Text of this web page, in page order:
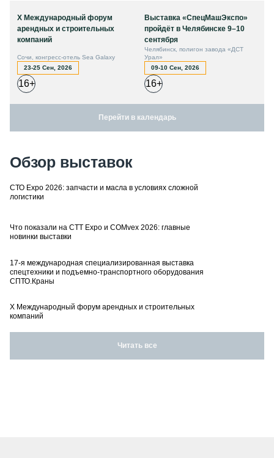
X Международный форум
арендных и строительных
компаний
Сочи, конгресс-отель Sea Galaxy
23-25 Сен, 2026
16+
Выставка «СпецМашЭкспо»
пройдёт в Челябинске 9–10
сентября
Челябинск, полигон завода «ДСТ
Урал»
09-10 Сен, 2026
16+
Перейти в календарь
Обзор выставок
СТО Expo 2026: запчасти и масла в условиях сложной
логистики
Что показали на CTT Expo и COMvex 2026: главные
новинки выставки
17-я международная специализированная выставка
спецтехники и подъемно-транспортного оборудования
СПТО.Краны
X Международный форум арендных и строительных
компаний
Читать все